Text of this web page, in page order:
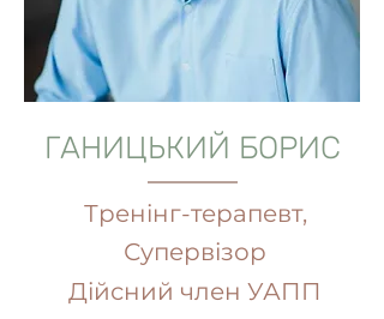
ГАНИЦЬКИЙ БОРИС
Тренінг-терапевт,
Супервізор
Дійсний член УАПП